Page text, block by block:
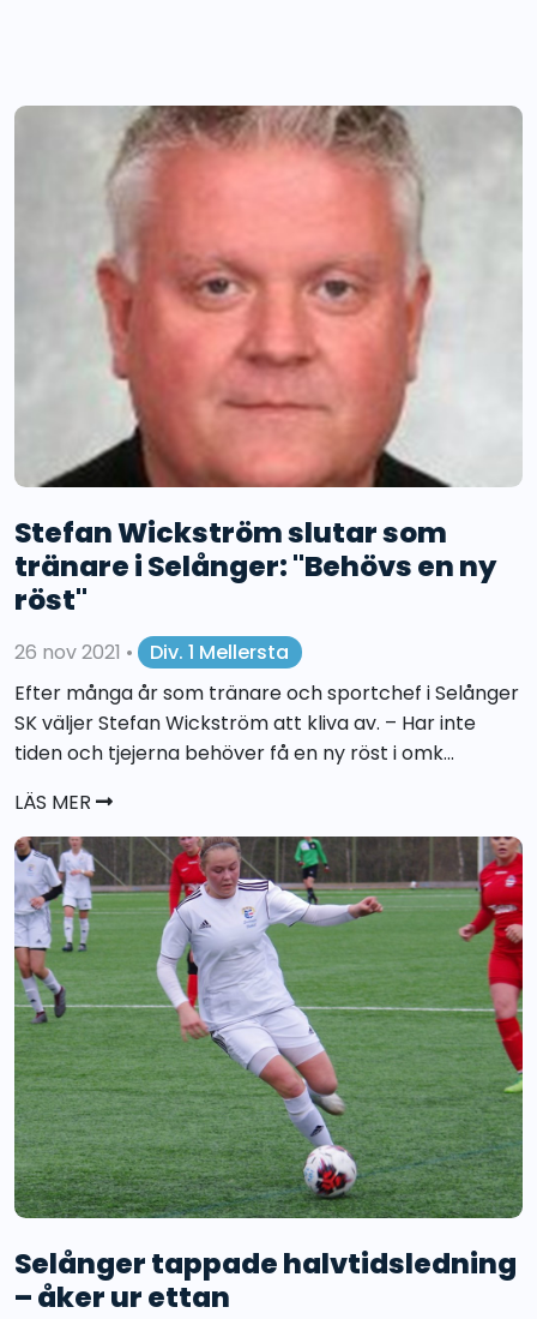
Stefan Wickström slutar som
tränare i Selånger: "Behövs en ny
röst"
26 nov 2021 •
Div. 1 Mellersta
Efter många år som tränare och sportchef i Selånger
SK väljer Stefan Wickström att kliva av. – Har inte
tiden och tjejerna behöver få en ny röst i omk...
LÄS MER
Selånger tappade halvtidsledning
– åker ur ettan